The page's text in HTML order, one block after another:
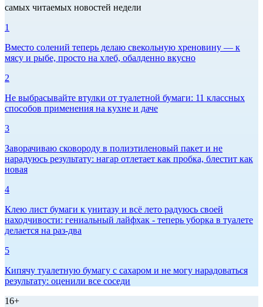
самых читаемых новостей недели
1
Вместо солений теперь делаю свекольную хреновину — к
мясу и рыбе, просто на хлеб, обалденно вкусно
2
Не выбрасывайте втулки от туалетной бумаги: 11 классных
способов применения на кухне и даче
3
Заворачиваю сковороду в полиэтиленовый пакет и не
нарадуюсь результату: нагар отлетает как пробка, блестит как
новая
4
Клею лист бумаги к унитазу и всё лето радуюсь своей
находчивости: гениальный лайфхак - теперь уборка в туалете
делается на раз-два
5
Кипячу туалетную бумагу с сахаром и не могу нарадоваться
результату: оценили все соседи
16+